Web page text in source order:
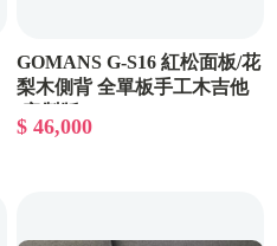
GOMANS G-S16 紅松面板/花
梨木側背 全單板手工木吉他
$ 46,000